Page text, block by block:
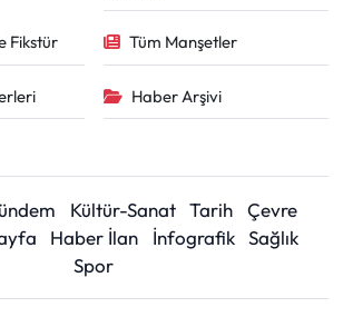
Fikstür Tüm Manşetler
Haber Arşivi
Kültür-Sanat Tarih
Çevre
Haber İlan İnfografik Sağlık
Spor